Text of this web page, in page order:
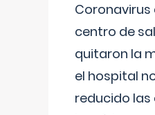
Coronavirus
centro de
quitaron la
el hospital
reducido